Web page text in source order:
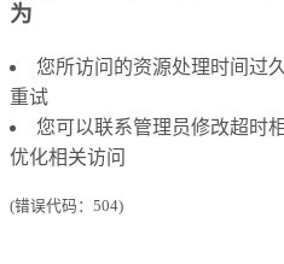
为
您所访问的资源处理时间过
重试
您可以联系管理员修改超时
优化相关访问
(错误代码：504)